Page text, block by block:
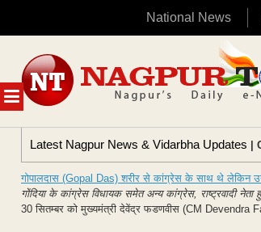
National News
MENU
content
Latest Nagpur News & Vidarbha Updates |
गोपालदास (Gopal Das) शरीर से कांग्रेस के साथ थे लेकिन
गोंदिया के कांग्रेस विधायक समेत अन्य कांग्रेस, राष्ट्रवादी नेता
30 सितम्बर को मुख्यमंत्री देवेंद्र फडणवीस (CM Devendra